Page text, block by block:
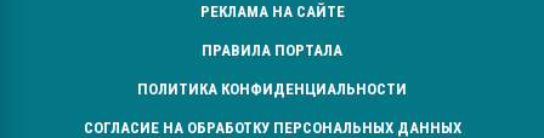
РЕКЛАМА НА САЙТЕ
ПРАВИЛА ПОРТАЛА
ПОЛИТИКА КОНФИДЕНЦИАЛЬНОСТИ
СОГЛАСИЕ НА ОБРАБОТКУ ПЕРСОНАЛЬНЫХ ДАННЫХ